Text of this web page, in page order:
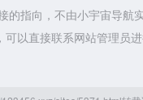
的指向，不由小宇宙导航
以直接联系网站管理员